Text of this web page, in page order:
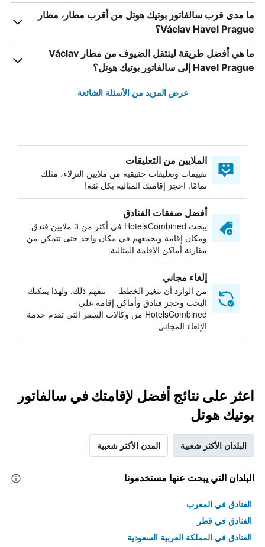
ما مدى قرب سالفاتور بوتيك هوتل من أقرب مطار، مطار
Václav Havel Prague؟
ما هي أفضل طريقة لينتقل الضيوف من مطار Václav
Havel Prague إلى سالفاتور بوتيك هوتل؟
عرض المزيد من الأسئلة الشائعة
الملايين من التعليقات
تقييمات وتعليقات حقيقية من ملايين النزلاء، مثلك
تمامًا. احجز إقامتك المثالية بكل ثقة!
أفضل صفقات الفنادق
يبحث HotelsCombined في أكثر من 3 ملايين فندق
ومكان إقامة ويجمعهم في مكان واحد حتى تتمكن من
مقارنة أماكن الإقامة المثالية.
إلغاء مجاني
من الوارد أن تتغير الخطط — نتفهم ذلك. ولهذا يمكنك
البحث وحجز فنادق وأماكن إقامة على
HotelsCombined من وكالات السفر التي تقدم خدمة
الإلغاء المجاني
اعثر على نتائج أفضل لإقامتك في سالفاتور
بوتيك هوتل
البلدان الأكثر شعبية المدن الأكثر شعبية
البلدان التي يبحث عنها مستخدمونا
الفنادق في المغرب
الفنادق في قطر
الفنادق في المملكة العربية السعودية